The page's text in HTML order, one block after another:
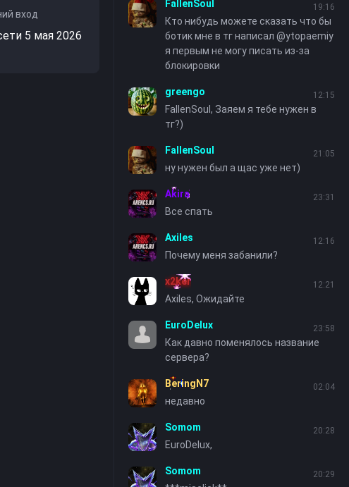
FallenSoul 19:16
Кто нибудь можете сказать что бы
ботик мне в тг написал @ytopaemiy
я первым не могу писать из-за
блокировки
greengo 12:15
FallenSoul, Заяем я тебе нужен в
тг?)
FallenSoul 21:05
ну нужен был а щас уже нет)
Akira 23:31
Все спать
Axiles 12:16
Почему меня забанили?
x2ker 12:21
Axiles, Ожидайте
EuroDelux 23:58
Как давно поменялось название
сервера?
BeringN7 02:04
недавно
Somom 20:28
EuroDelux,
Somom 20:29
вход
5 мая 2026